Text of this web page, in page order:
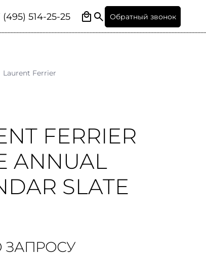
(495) 514-25-25 Обратный звонок
Laurent Ferrier
FERRIER
ANNUAL
SLATE
ЗАПРОСУ